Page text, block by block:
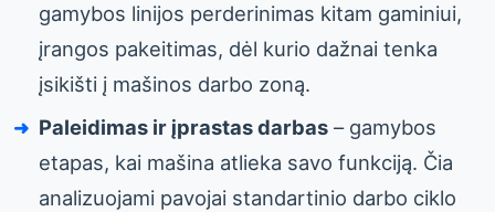
gamybos linijos perderinimas kitam gaminiui,
įrangos pakeitimas, dėl kurio dažnai tenka
įsikišti į mašinos darbo zoną.
Paleidimas ir įprastas darbas – gamybos
etapas, kai mašina atlieka savo funkciją. Čia
analizuojami pavojai standartinio darbo ciklo